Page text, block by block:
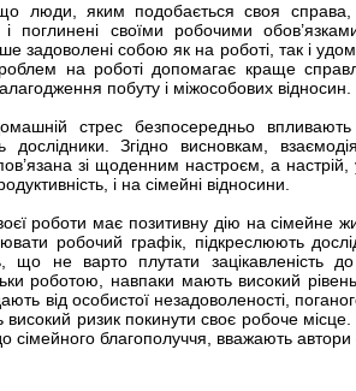
люди, яким подобається своя справа,
і поглинені своїми робочими
задоволені собою як на роботі, так і
на роботі допомагає краще
побуту і міжособових відносин.
стрес безпосередньо
дослідники. Згідно висновкам,
зі щоденним настроєм, а
і на сімейні відносини.
роботи має позитивну дію на сімейне
робочий графік, підкреслюють
що не варто плутати зацікавленість
роботою, навпаки мають високий рівень
від особистої незадоволеності,
високий ризик покинути своє робоче
сімейного благополуччя, вважають автори